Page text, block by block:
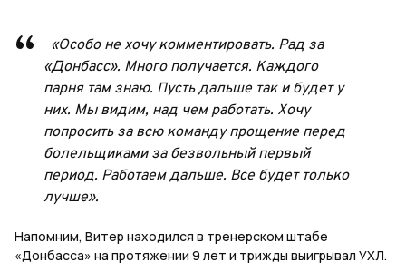
«Особо не хочу комментировать. Рад за
«Донбасс». Много получается. Каждого
парня там знаю. Пусть дальше так и будет у
них. Мы видим, над чем работать. Хочу
попросить за всю команду прощение перед
болельщиками за безвольный первый
период. Работаем дальше. Все будет только
лучше».
Напомним, Витер находился в тренерском штабе
«Донбасса» на протяжении 9 лет и трижды выигрывал УХЛ.